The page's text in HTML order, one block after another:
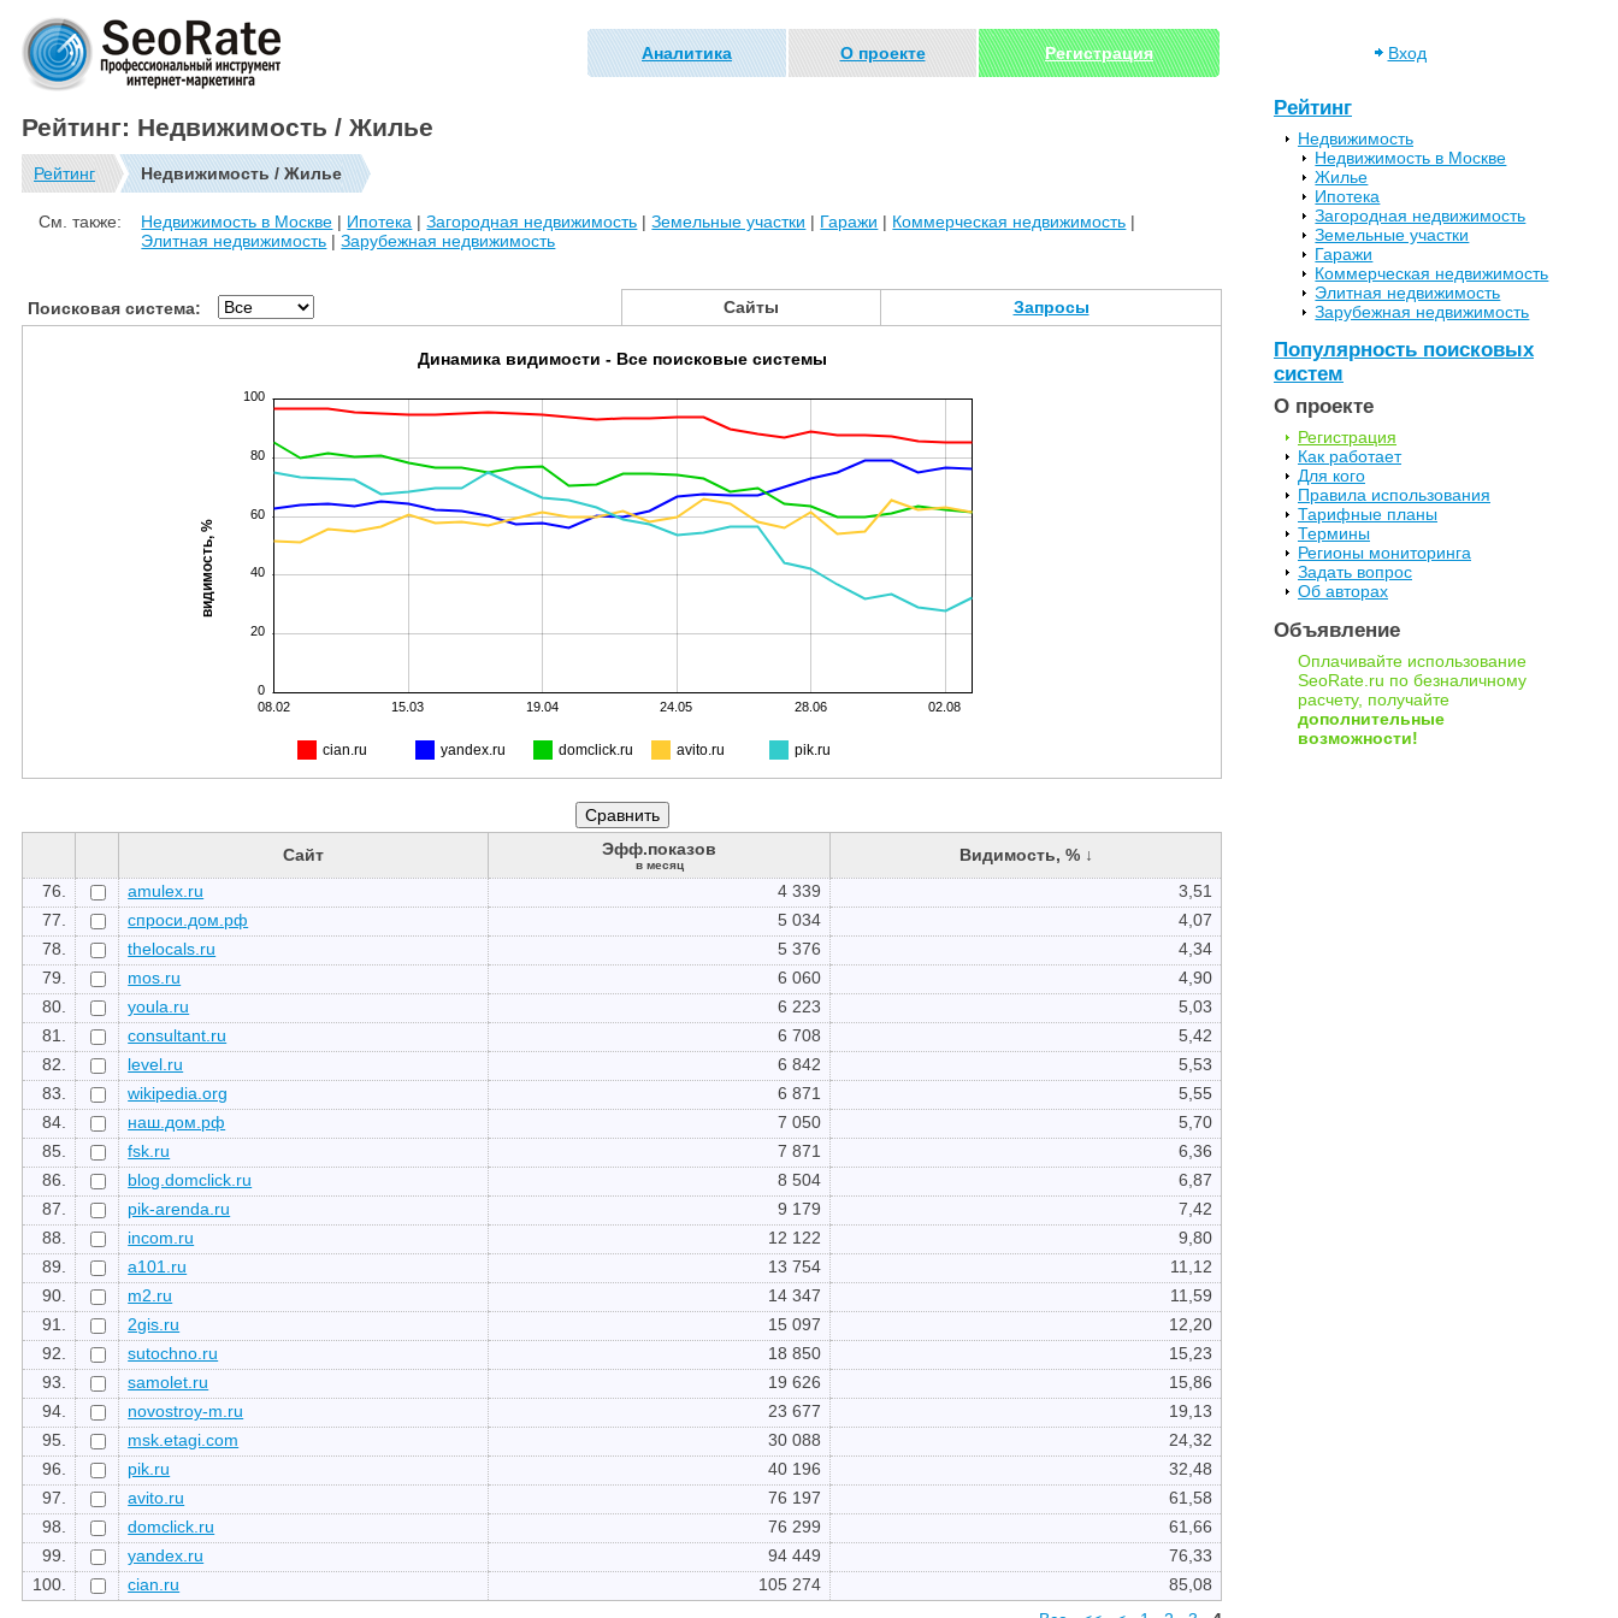
Аналитика О проекте Регистрация Вход
Рейтинг: Недвижимость / Жилье
Рейтинг Недвижимость / Жилье
См. также: Недвижимость в Москве | Ипотека |Загородная недвижимость |Земельные участки | Гаражи | Коммерческая недвижимость |
Элитная недвижимость |Зарубежная недвижимость
Поисковая система: Сайты Запросы
0
20
40
60
80
100
08.02 15.03 19.04 24.05 28.06 02.08
видимость, %
Динамика видимости - Все поисковые системы
cian.ru yandex.ru domclick.ru avito.ru pik.ru
Сайт Эфф.показов
в месяц
Видимость, % ↓
76.
amulex.ru 4 339
3,51
77.
спроси.дом.рф 5 034
4,07
78.
thelocals.ru 5 376
4,34
79.
mos.ru 6 060
4,90
80.
youla.ru 6 223
5,03
81.
consultant.ru 6 708
5,42
82.
level.ru 6 842
5,53
83.
wikipedia.org 6 871
5,55
84.
наш.дом.рф 7 050
5,70
85.
fsk.ru 7 871
6,36
86.
blog.domclick.ru 8 504
6,87
87.
pik-arenda.ru 9 179
7,42
88.
incom.ru 12 122
9,80
89.
a101.ru 13 754
11,12
90.
m2.ru 14 347
11,59
91.
2gis.ru 15 097
12,20
92.
sutochno.ru 18 850
15,23
93.
samolet.ru 19 626
15,86
94.
novostroy-m.ru 23 677
19,13
95.
msk.etagi.com 30 088
24,32
96.
pik.ru 40 196
32,48
97.
avito.ru 76 197
61,58
98.
domclick.ru 76 299
61,66
99.
yandex.ru 94 449
76,33
100.
cian.ru 105 274
85,08
Рейтинг
Недвижимость
Недвижимость в Москве
Жилье
Ипотека
Загородная недвижимость
Земельные участки
Гаражи
Коммерческая недвижимость
Элитная недвижимость
Зарубежная недвижимость
Популярность поисковых
систем
О проекте
Регистрация
Как работает
Для кого
Правила использования
Тарифные планы
Термины
Регионы мониторинга
Задать вопрос
Об авторах
Объявление
Оплачивайте использование
SeoRate.ru по безналичному
расчету, получайте
дополнительные
возможности!